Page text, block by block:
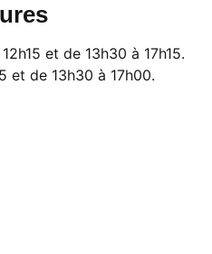
et de 13h30 à 17h15.
et de 13h30 à 17h00.